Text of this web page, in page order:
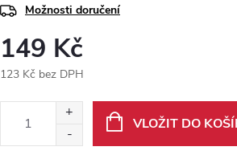
Možnosti doručení
149 Kč
123 Kč bez DPH
VLOŽIT DO